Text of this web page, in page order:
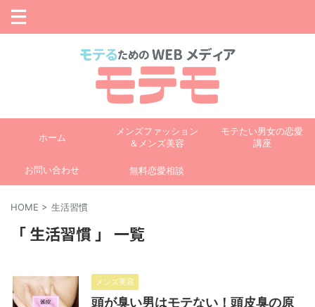
ホーム
メンズファッション
＆メンズ美容
モテたい男女の恋愛
講座
お問い合わせ 無料恋愛相談
HOME > 生活習慣
「 生活習慣 」 一覧
メンズ美容
頭が臭い男はモテない！頭皮臭の原